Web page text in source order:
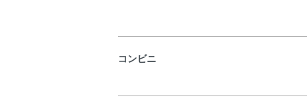
コンビニ